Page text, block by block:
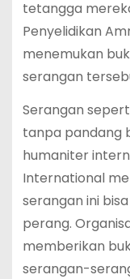
tetangga
Penyelidikan
menemukan
serangan
Serangan
tanpa pandang
humaniter
International
serangan ini
perang.
memberikan
serangan-